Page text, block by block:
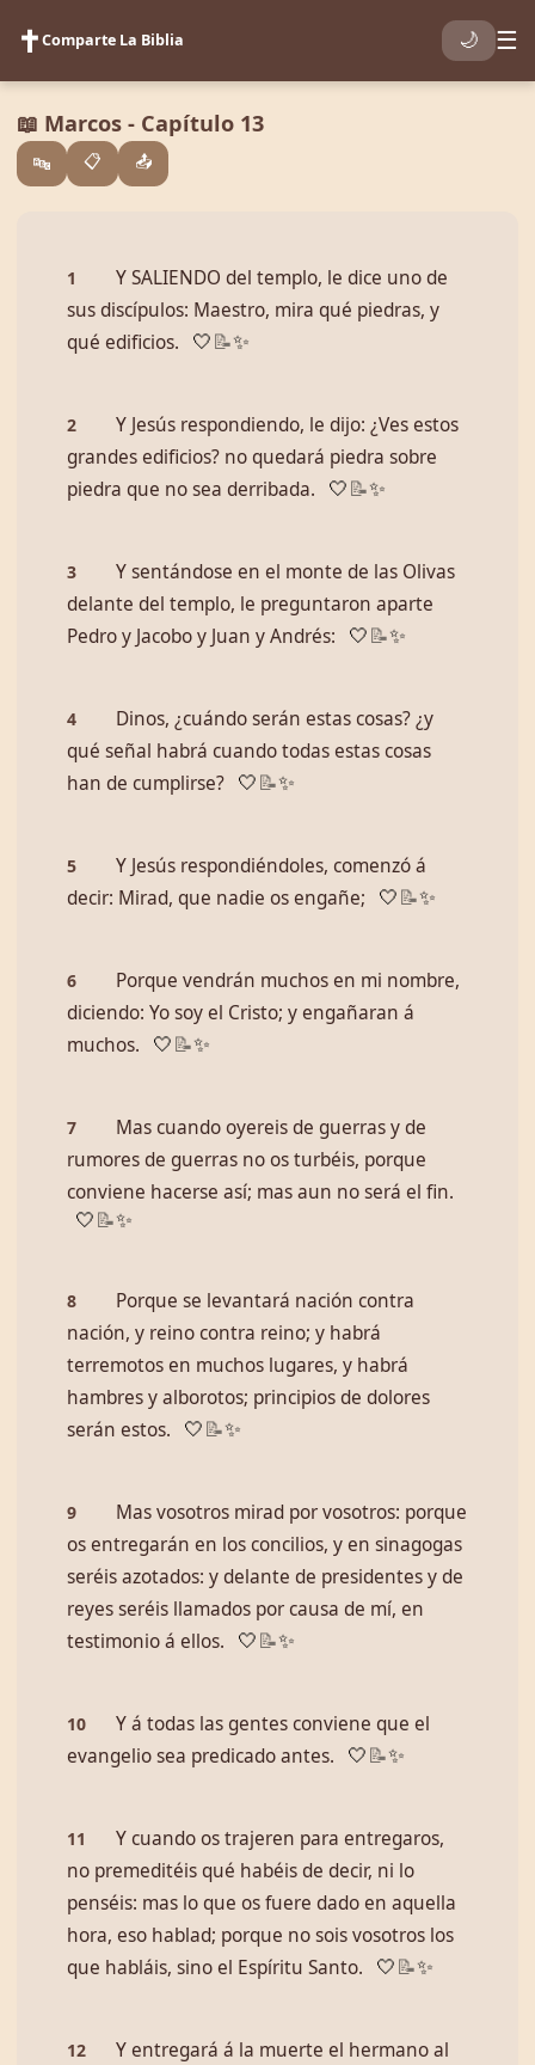
✝️Comparte La Biblia 🌙 ☰
📖 Marcos - Capítulo 13
🔤 📋 📤
1
Y SALIENDO del templo, le dice uno de
sus discípulos: Maestro, mira qué piedras, y
qué edificios.
🤍 📝✨
2
Y Jesús respondiendo, le dijo: ¿Ves estos
grandes edificios? no quedará piedra sobre
piedra que no sea derribada.
🤍 📝✨
3
Y sentándose en el monte de las Olivas
delante del templo, le preguntaron aparte
Pedro y Jacobo y Juan y Andrés:
🤍 📝✨
4
Dinos, ¿cuándo serán estas cosas? ¿y
qué señal habrá cuando todas estas cosas
han de cumplirse?
🤍 📝✨
5
Y Jesús respondiéndoles, comenzó á
decir: Mirad, que nadie os engañe;
🤍 📝✨
6
Porque vendrán muchos en mi nombre,
diciendo: Yo soy el Cristo; y engañaran á
muchos.
🤍 📝✨
7
Mas cuando oyereis de guerras y de
rumores de guerras no os turbéis, porque
conviene hacerse así; mas aun no será el fin.
🤍 📝✨
8
Porque se levantará nación contra
nación, y reino contra reino; y habrá
terremotos en muchos lugares, y habrá
hambres y alborotos; principios de dolores
serán estos.
🤍 📝✨
9
Mas vosotros mirad por vosotros: porque
os entregarán en los concilios, y en sinagogas
seréis azotados: y delante de presidentes y de
reyes seréis llamados por causa de mí, en
testimonio á ellos.
🤍 📝✨
10
Y á todas las gentes conviene que el
evangelio sea predicado antes.
🤍 📝✨
11
Y cuando os trajeren para entregaros,
no premeditéis qué habéis de decir, ni lo
penséis: mas lo que os fuere dado en aquella
hora, eso hablad; porque no sois vosotros los
que habláis, sino el Espíritu Santo.
🤍 📝✨
12
Y entregará á la muerte el hermano al